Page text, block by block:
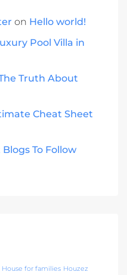
on Hello world!
Pool Villa in
Truth About
Cheat Sheet
Blogs To Follow
House for families Houzez